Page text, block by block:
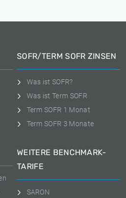
SOFR/TERM SOFR ZINSEN
Was ist SOFR?
Was ist Term SOFR
Term SOFR 1 Monat
Term SOFR 3 Monate
WEITERE BENCHMARK-
TARIFE
SARON